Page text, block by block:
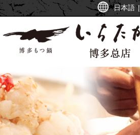
日本語